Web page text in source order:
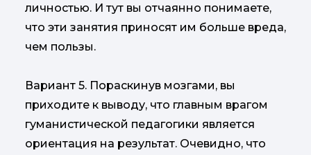
личностью. И тут вы отчаянно понимаете,
что эти занятия приносят им больше вреда,
чем пользы.
Вариант 5. Пораскинув мозгами, вы
приходите к выводу, что главным врагом
гуманистической педагогики является
ориентация на результат. Очевидно, что